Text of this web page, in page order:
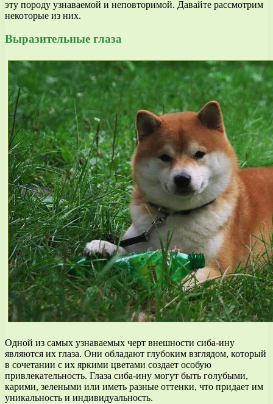
эту породу узнаваемой и неповторимой. Давайте рассмотрим
некоторые из них.
Выразительные глаза
Одной из самых узнаваемых черт внешности сиба-ину
являются их глаза. Они обладают глубоким взглядом, который
в сочетании с их яркими цветами создает особую
привлекательность. Глаза сиба-ину могут быть голубыми,
карими, зелеными или иметь разные оттенки, что придает им
уникальность и индивидуальность.